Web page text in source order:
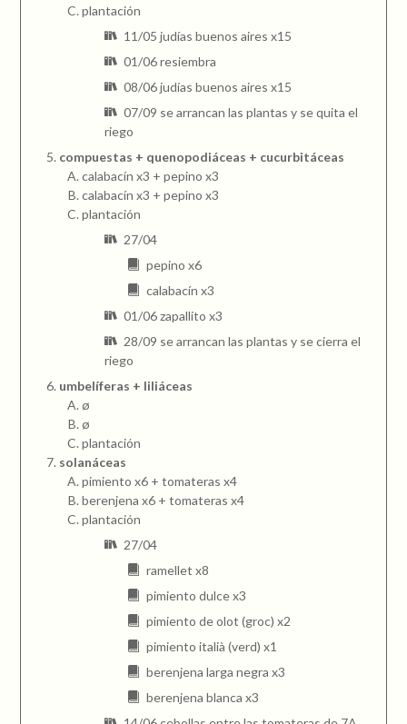
plantación
11/05 judías buenos aires x15
01/06 resiembra
08/06 judías buenos aires x15
07/09 se arrancan las plantas y se quita el
riego
compuestas + quenopodiáceas + cucurbitáceas
calabacín x3 + pepino x3
calabacín x3 + pepino x3
plantación
27/04
pepino x6
calabacín x3
01/06 zapallito x3
28/09 se arrancan las plantas y se cierra el
riego
umbelíferas + liliáceas
ø
ø
plantación
solanáceas
pimiento x6 + tomateras x4
berenjena x6 + tomateras x4
plantación
27/04
ramellet x8
pimiento dulce x3
pimiento de olot (groc) x2
pimiento italià (verd) x1
berenjena larga negra x3
berenjena blanca x3